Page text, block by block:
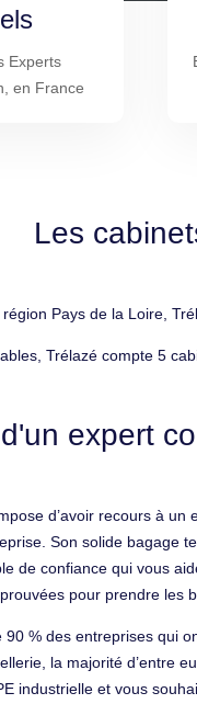
Experts
en France
Les
Pays de la Loire,
Trélazé compte 5
expert
d’avoir recours à
Son solide
de confiance qui vous
pour prendre les
% des entreprises qui
la majorité d’entre
industrielle et vous